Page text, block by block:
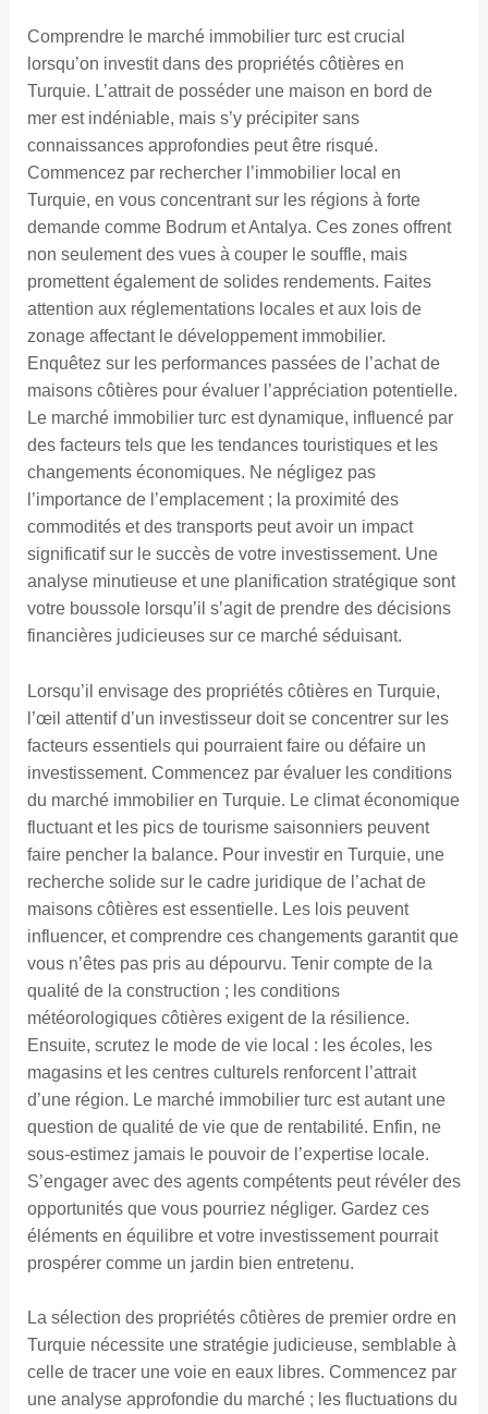
Comprendre le marché immobilier turc est crucial
lorsqu’on investit dans des propriétés côtières en
Turquie. L’attrait de posséder une maison en bord de
mer est indéniable, mais s’y précipiter sans
connaissances approfondies peut être risqué.
Commencez par rechercher l’immobilier local en
Turquie, en vous concentrant sur les régions à forte
demande comme Bodrum et Antalya. Ces zones offrent
non seulement des vues à couper le souffle, mais
promettent également de solides rendements. Faites
attention aux réglementations locales et aux lois de
zonage affectant le développement immobilier.
Enquêtez sur les performances passées de l’achat de
maisons côtières pour évaluer l’appréciation potentielle.
Le marché immobilier turc est dynamique, influencé par
des facteurs tels que les tendances touristiques et les
changements économiques. Ne négligez pas
l’importance de l’emplacement ; la proximité des
commodités et des transports peut avoir un impact
significatif sur le succès de votre investissement. Une
analyse minutieuse et une planification stratégique sont
votre boussole lorsqu’il s’agit de prendre des décisions
financières judicieuses sur ce marché séduisant.
Lorsqu’il envisage des propriétés côtières en Turquie,
l’œil attentif d’un investisseur doit se concentrer sur les
facteurs essentiels qui pourraient faire ou défaire un
investissement. Commencez par évaluer les conditions
du marché immobilier en Turquie. Le climat économique
fluctuant et les pics de tourisme saisonniers peuvent
faire pencher la balance. Pour investir en Turquie, une
recherche solide sur le cadre juridique de l’achat de
maisons côtières est essentielle. Les lois peuvent
influencer, et comprendre ces changements garantit que
vous n’êtes pas pris au dépourvu. Tenir compte de la
qualité de la construction ; les conditions
météorologiques côtières exigent de la résilience.
Ensuite, scrutez le mode de vie local : les écoles, les
magasins et les centres culturels renforcent l’attrait
d’une région. Le marché immobilier turc est autant une
question de qualité de vie que de rentabilité. Enfin, ne
sous-estimez jamais le pouvoir de l’expertise locale.
S’engager avec des agents compétents peut révéler des
opportunités que vous pourriez négliger. Gardez ces
éléments en équilibre et votre investissement pourrait
prospérer comme un jardin bien entretenu.
La sélection des propriétés côtières de premier ordre en
Turquie nécessite une stratégie judicieuse, semblable à
celle de tracer une voie en eaux libres. Commencez par
une analyse approfondie du marché ; les fluctuations du